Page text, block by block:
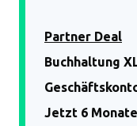
Partner Deal
Buchhaltung
Jetzt 6